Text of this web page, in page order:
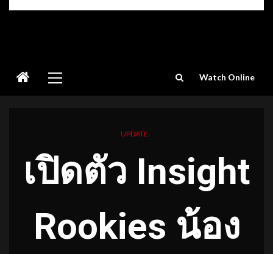
Menu
Watch Online
UPDATE
เปิดตัว Insight
Rookies น้อง